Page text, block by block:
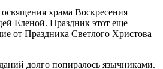
храма Воскресения
Еленой. Праздник этот еще
от Праздника Светлого Христова
долго попиралось язычниками.